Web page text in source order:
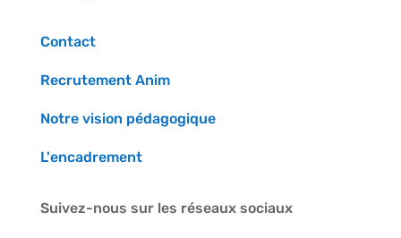
Contact
Recrutement Anim
Notre vision pédagogique
L'encadrement
Suivez-nous sur les réseaux sociaux